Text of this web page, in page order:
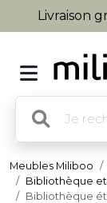
Livraison
Meubles Miliboo
Bibliothèque
Bibliothèque